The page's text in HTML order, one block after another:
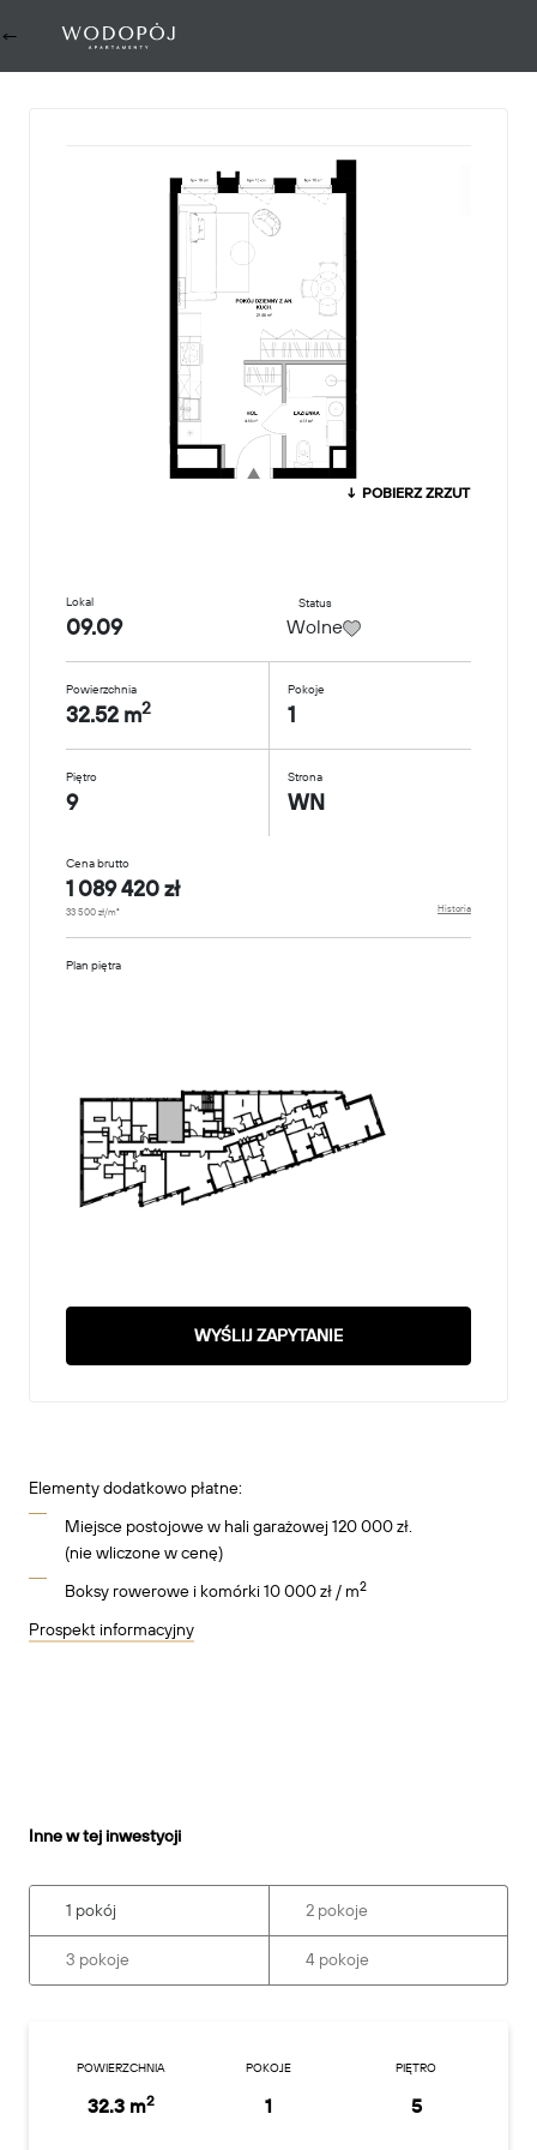
←
↓ POBIERZ ZRZUT
Lokal
09.09
Status
Wolne
Powierzchnia
32.52 m2
Pokoje
1
Piętro
9
Strona
WN
Cena brutto
1 089 420 zł
33 500 zł/m² Historia
Plan piętra
WYŚLIJ ZAPYTANIE
Elementy dodatkowo płatne:
Miejsce postojowe w hali garażowej 120 000 zł.
(nie wliczone w cenę)
Boksy rowerowe i komórki 10 000 zł / m2
Prospekt informacyjny
Inne w tej inwestycji
1 pokój 2 pokoje
3 pokoje 4 pokoje
POWIERZCHNIA
32.3 m2
POKOJE
1
PIĘTRO
5